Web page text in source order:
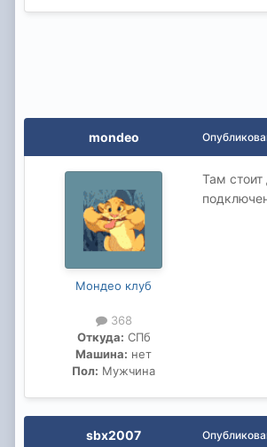
mondeo
Мондео клуб
368
Откуда: СПб
Машина: нет
Пол: Мужчина
Там
sbx2007